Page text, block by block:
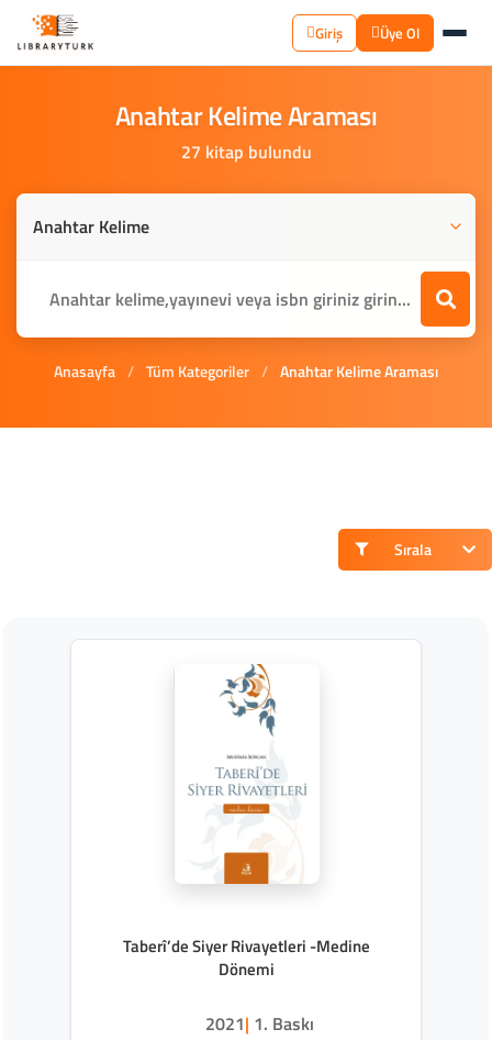
Giriş Üye Ol
AnahtarKelimeAraması
27 kitap bulundu
Anasayfa / Tüm Kategoriler / Anahtar Kelime Araması
Sırala
Taberî’de Siyer Rivayetleri -Medine
Dönemi
2021| 1. Baskı